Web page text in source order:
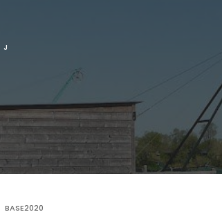
J
BASE2020